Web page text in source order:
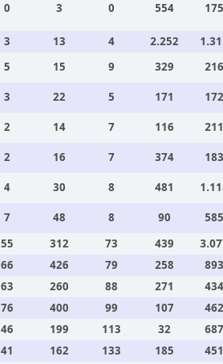
0 3 0 554
3 13 4 2.252
5 15 9 329
3 22 5 171
2 14 7 116
2 16 7 374
4 30 8 481
7 48 8 90
55 312 73 439
66 426 79 258
63 260 88 271
76 400 99 107
46 199 113 32
41 162 133 185